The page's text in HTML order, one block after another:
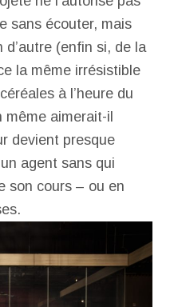
sans écouter, mais
d’autre (enfin si, de la
la même irrésistible
à l’heure du
aimerait-il
devient presque
agent sans qui
son cours – ou en